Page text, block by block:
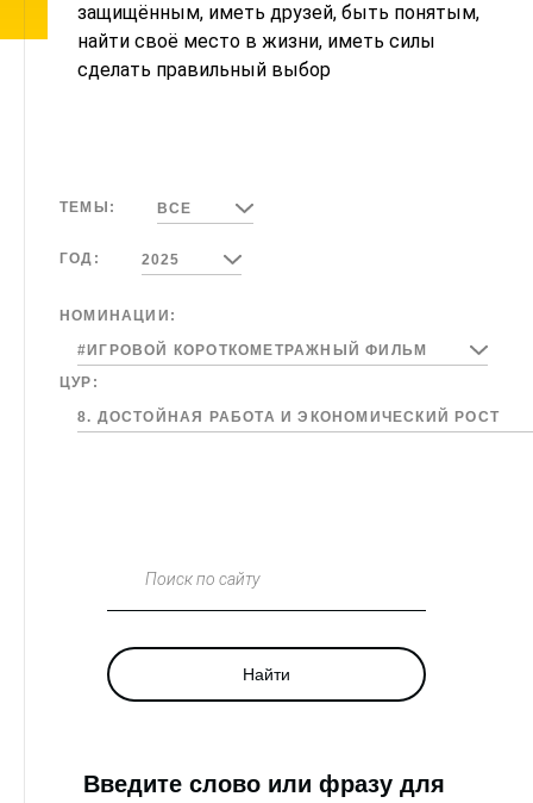
защищённым, иметь друзей, быть понятым,
найти своё место в жизни, иметь силы
сделать правильный выбор
ТЕМЫ: ВСЕ
ГОД: 2025
НОМИНАЦИИ:
#ИГРОВОЙ КОРОТКОМЕТРАЖНЫЙ ФИЛЬМ
ЦУР:
8. ДОСТОЙНАЯ РАБОТА И ЭКОНОМИЧЕСКИЙ РОСТ
Поиск по сайту
Найти
Введите слово или фразу для